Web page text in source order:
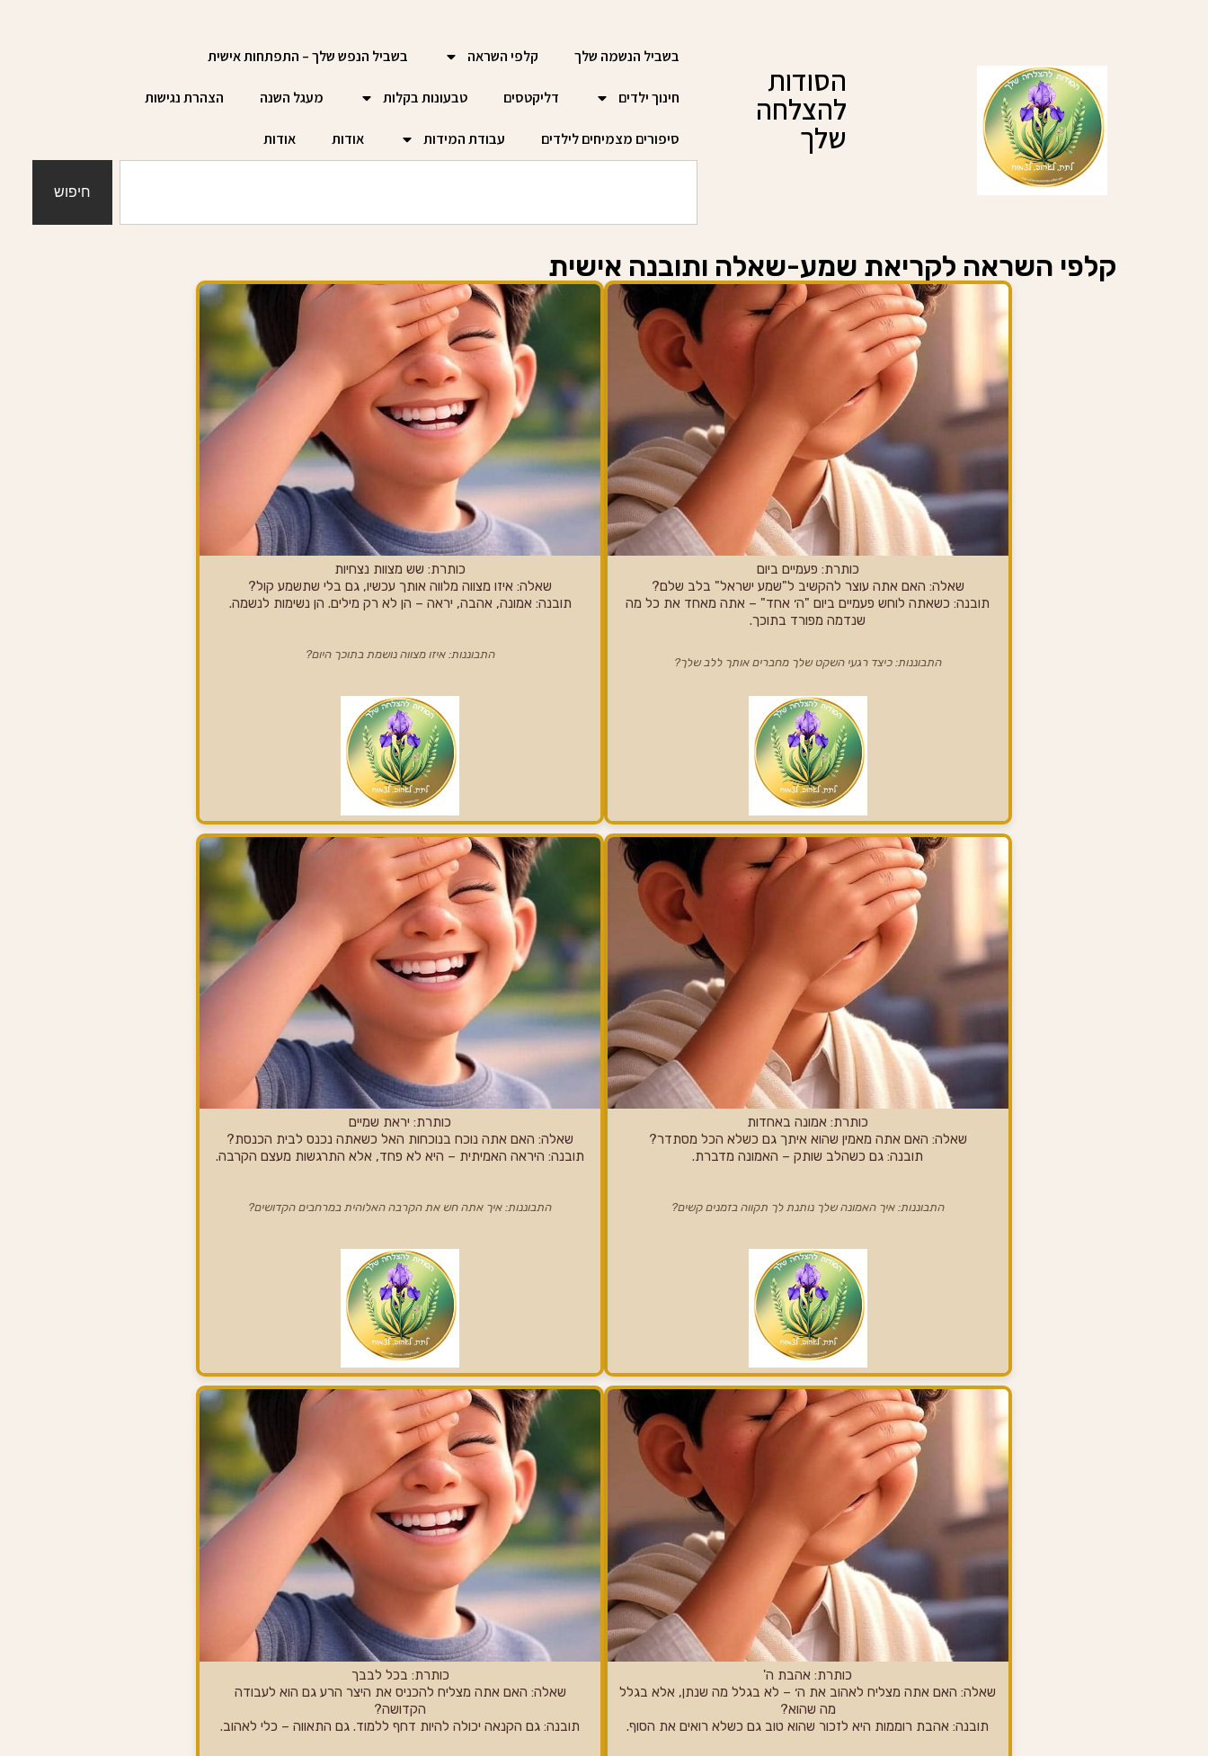
הסודות
להצלחה
שלך
בשביל הנשמה שלך קלפי השראה בשביל הנפש שלך – התפתחות אישית
חינוך ילדים דליקטסים טבעונות בקלות מעגל השנה הצהרת נגישות
סיפורים מצמיחים לילדים עבודת המידות אודות אודות
חיפוש
קלפי השראה לקריאת שמע-שאלה ותובנה אישית
כותרת: פעמיים ביום
שאלה: האם אתה עוצר להקשיב ל"שמע ישראל" בלב שלם?
תובנה: כשאתה לוחש פעמיים ביום "ה׳ אחד" – אתה מאחד את כל מה
שנדמה מפורד בתוכך.
התבוננות: כיצד רגעי השקט שלך מחברים אותך ללב שלך?
כותרת: שש מצוות נצחיות
שאלה: איזו מצווה מלווה אותך עכשיו, גם בלי שתשמע קול?
תובנה: אמונה, אהבה, יראה – הן לא רק מילים. הן נשימות לנשמה.
התבוננות: איזו מצווה נושמת בתוכך היום?
כותרת: אמונה באחדות
שאלה: האם אתה מאמין שהוא איתך גם כשלא הכל מסתדר?
תובנה: גם כשהלב שותק – האמונה מדברת.
התבוננות: איך האמונה שלך נותנת לך תקווה בזמנים קשים?
כותרת: יראת שמיים
שאלה: האם אתה נוכח בנוכחות האל כשאתה נכנס לבית הכנסת?
תובנה: היראה האמיתית – היא לא פחד, אלא התרגשות מעצם הקרבה.
התבוננות: איך אתה חש את הקרבה האלוהית במרחבים הקדושים?
כותרת: אהבת ה'
שאלה: האם אתה מצליח לאהוב את ה׳ – לא בגלל מה שנתן, אלא בגלל
מה שהוא?
תובנה: אהבת רוממות היא לזכור שהוא טוב גם כשלא רואים את הסוף.
כותרת: בכל לבבך
שאלה: האם אתה מצליח להכניס את היצר הרע גם הוא לעבודה
הקדושה?
תובנה: גם הקנאה יכולה להיות דחף ללמוד. גם התאווה – כלי לאהוב.